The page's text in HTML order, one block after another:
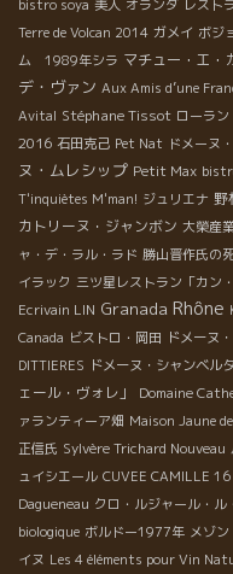
bistro soya 美人 オランダ レスト
Terre de Volcan 2014 ガメイ ボジ
ム 1989年シラ マチュー・エ・
デ・ヴァン Aux Amis d’une
Avital Stéphane Tissot ローラ
2016 石田克己 Pet Nat ドメーヌ
ヌ・ムレシップ Petit Max
T'inquiètes M'man! ジュリエナ 野
カトリーヌ・ジャンボン 大榮産
ャ・デ・ラル・ラド 勝山晋作氏の
イラック 三ツ星レストラン「カン
Ecrivain LIN Granada Rhône
Canada ビストロ・岡田 ドメーヌ
DITTIERES ドメーヌ・シャンベル
ェール・ヴォレ」
Domaine
ァランティーア畑 Maison Jaune
正信氏 Sylvère Trichard Nouveau
ュイシエール CUVEE CAMILLE 16
Dagueneau クロ・ルジャール・
biologique ボルドー1977年 メゾ
イヌ Les 4 éléments pour Vin